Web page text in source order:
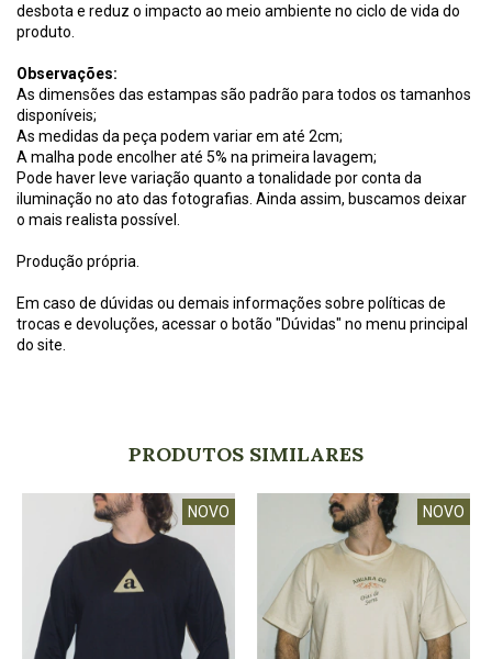
desbota e reduz o impacto ao meio ambiente no ciclo de vida do
produto.
Observações:
As dimensões das estampas são padrão para todos os tamanhos
disponíveis;
As medidas da peça podem variar em até 2cm;
A malha pode encolher até 5% na primeira lavagem;
Pode haver leve variação quanto a tonalidade por conta da
iluminação no ato das fotografias. Ainda assim, buscamos deixar
o mais realista possível.
Produção própria.
Em caso de dúvidas ou demais informações sobre políticas de
trocas e devoluções, acessar o botão "Dúvidas" no menu principal
do site.
PRODUTOS SIMILARES
NOVO NOVO